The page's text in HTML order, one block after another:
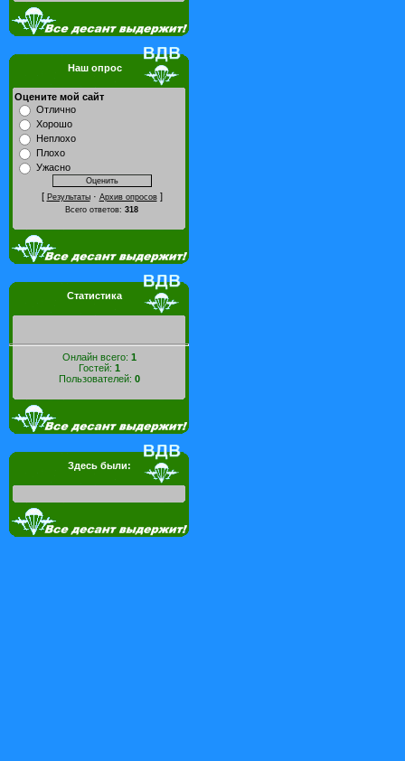
Наш опрос
Оцените мой сайт
Отлично
Хорошо
Неплохо
Плохо
Ужасно
[ Результаты· Архив опросов]
Всего ответов: 318
Статистика
Онлайн всего: 1
Гостей: 1
Пользователей: 0
Здесь были: